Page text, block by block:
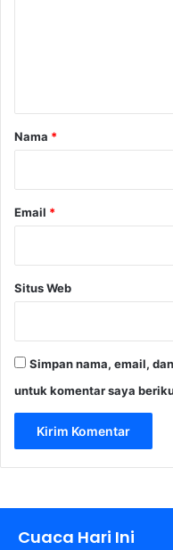
rNama *
Email *
Situs Web
Simpan nama, email,
untuk komentar saya
Cuaca Hari Ini